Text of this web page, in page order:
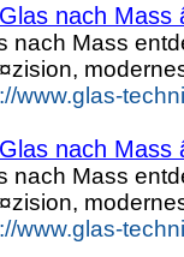
Glas nach Mass
nach Mass
www.glas-
Glas nach Mass
nach Mass
www.glas-